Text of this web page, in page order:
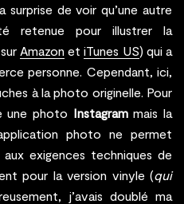
surprise de voir qu’une autre
retenue pour illustrer la
Amazon etiTunes US) qui a
personne. Cependant, ici,
à la photo originelle. Pour
une photo Instagrammais la
photo ne permet
exigences techniques de
pour la version vinyle (qui
j’avais doublé ma